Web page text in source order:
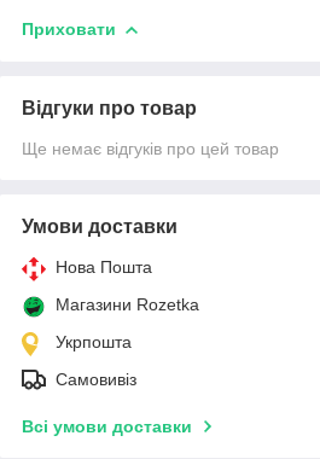
Приховати
Відгуки про товар
Ще немає відгуків про цей товар
Умови доставки
Нова Пошта
Магазини Rozetka
Укрпошта
Самовивіз
Всі умови доставки